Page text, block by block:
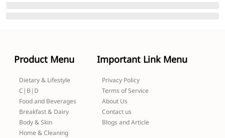
Product Menu
Dietary & Lifestyle
C|B|D
Food and Beverages
Breakfast & Dairy
Body & Skin
Home & Cleaning
Important Link Menu
Privacy Policy
Terms of Service
About Us
Contact us
Blogs and Article